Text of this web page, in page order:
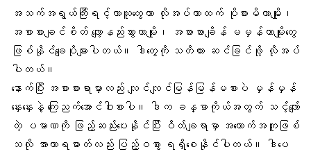
အသက်အရွယ်ကြီးရင့်လာသူတွေဟာ လိုအပ်တာထက် ပိုစားမိတာမျိုး၊
အစာစားချင်စိတ် လျော့နည်းသွားတာမျိုး၊ အစားစားချိန် မမှန်တာမျိုးတွေ
ဖြစ်နိုင်ချေပိုများပါတယ်။ ဒါတွေကို သတိထား ဆင်ခြင်ဖို့ လိုအပ်
ပါတယ်။
နောက်ပြီး အစာစားရာမှာလည်း လျင်လျင်မြန်မြန်မစားပဲ မှန်မှန်
နှေးနှေးနဲ့ ကြေညက်အောင်ဝါးစားပါ။ ဒါက ခန္ဓာကိုယ်အတွက် သင့်လျော်
တဲ့ ပမာဏကို ဖြည့်ဆည်းပေးနိုင်ပြီး ဝိတ်ချရာမှာ အထောက်အကူဖြစ်
သလို အာဟာရဓာတ်လည်း ပြည့်ဝစွာ ရရှိစေနိုင်ပါတယ်။ ဒါပေ